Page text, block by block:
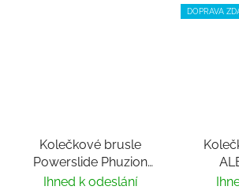
Kolečkové brusle
Powerslide Phuzion
Argon Grey 90 Trinity
Ihned k odeslání
DOPRAVA